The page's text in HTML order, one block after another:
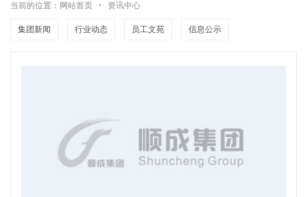
当前的位置： 网站首页  资讯中心
集团新闻 行业动态 员工文苑 信息公示